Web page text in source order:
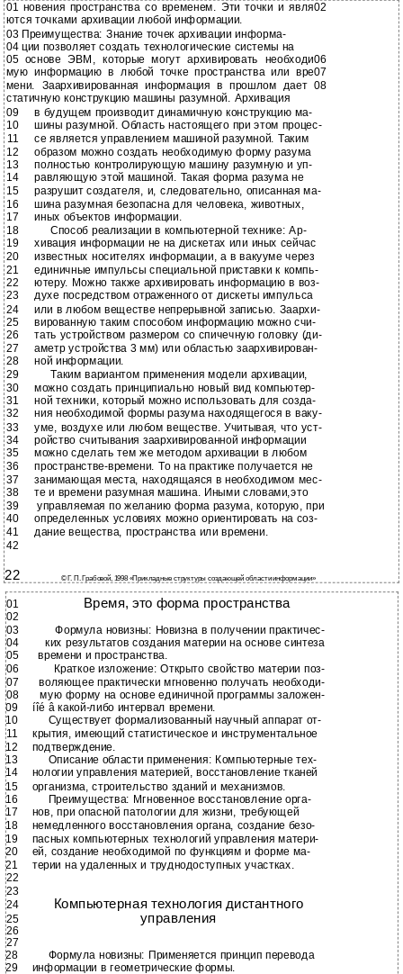
01 новения пространства со временем. Эти точки и явля02
ются точками архивации любой информации.
03 Преимущества: Знание точек архивации информа-
04 ции позволяет создать технологические системы на
05 основе ЭВМ, которые могут архивировать необходи06
мую информацию в любой точке пространства или вре07
мени. Заархивированная информация в прошлом дает 08
статичную конструкцию машины разумной. Архивация
09
в будущем производит динамичную конструкцию ма-
10
шины разумной. Область настоящего при этом процес-
11
се является управлением машиной разумной. Таким
12
образом можно создать необходимую форму разума
13
полностью контролирующую машину разумную и уп-
14
равляющую этой машиной. Такая форма разума не
15
разрушит создателя, и, следовательно, описанная ма-
16
шина разумная безопасна для человека, животных,
17
иных объектов информации.
18
Способ реализации в компьютерной технике: Ар-
19
хивация информации не на дискетах или иных сейчас
20
известных носителях информации, а в вакууме через
21
единичные импульсы специальной приставки к компь-
22
ютеру. Можно также архивировать информацию в воз-
23
духе посредством отраженного от дискеты импульса
24
или в любом веществе непрерывной записью. Заархи-
25
вированную таким способом информацию можно счи-
26
тать устройством размером со спичечную головку (ди-
27
аметр устройства 3 мм) или областью заархивирован-
28
ной информации.
29
Таким вариантом применения модели архивации,
30
можно создать принципиально новый вид компьютер-
31
ной техники, который можно использовать для созда-
32
ния необходимой формы разума находящегося в ваку-
33
уме, воздухе или любом веществе. Учитывая, что уст-
34
ройство считывания заархивированной информации
35
можно сделать тем же методом архивации в любом
36
пространстве-времени. То на практике получается не
37
занимающая места, находящаяся в необходимом мес-
38
те и времени разумная машина. Иными словами,это
39
управляемая по желанию форма разума, которую, при
40
определенных условиях можно ориентировать на соз-
41
дание вещества, пространства или времени.
42
22 © Г. П. Грабовой, 1998 «Прикладные структуры создающей области информации»
01 Время, это форма пространства
02
03
Формула новизны: Новизна в получении практичес-
04
ких результатов создания материи на основе синтеза
05
времени и пространства.
06
Краткое изложение: Открыто свойство материи поз-
07
воляющее практически мгновенно получать необходи-
08
мую форму на основе единичной программы заложен-
09
íîé âкакой-либо интервал времени.
10
Существует формализованный научный аппарат от-
11
крытия, имеющий статистическое и инструментальное
12
подтверждение.
13
Описание области применения: Компьютерные тех-
14
нологии управления материей, восстановление тканей
15
организма, строительство зданий и механизмов.
16
Преимущества: Мгновенное восстановление орга-
17
нов, при опасной патологии для жизни, требующей
18
немедленного восстановления органа, создание безо-
19
пасных компьютерных технологий управления матери-
20
ей, создание необходимой по функциям и форме ма-
21
терии на удаленных и труднодоступных участках.
22
23
Компьютерная технология дистантного
24
25
управления
26
27
28
Формула новизны: Применяется принцип перевода
29
информации в геометрические формы.